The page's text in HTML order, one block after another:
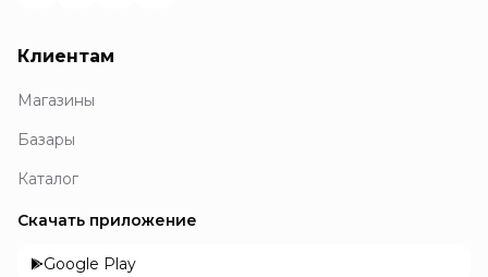
Клиентам
Магазины
Базары
Каталог
Скачать приложение
Google Play